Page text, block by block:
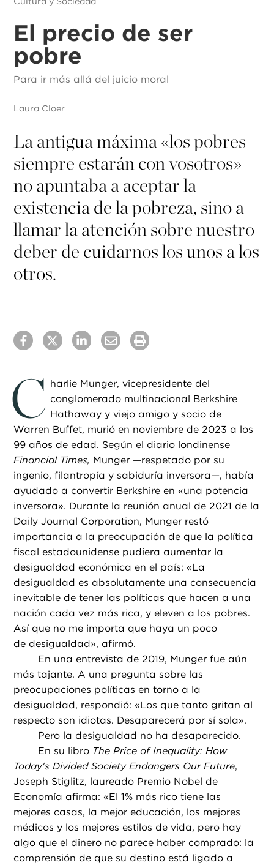
El precio de ser
pobre
Para ir más allá del juicio moral
Laura Cloer
La antigua máxima «los pobres
siempre estarán con vosotros»
no apuntaba a aceptar la
existencia de la pobreza, sino a
llamar la atención sobre nuestro
deber de cuidarnos los unos a los
otros.
C harlie Munger, vicepresidente del
conglomerado multinacional Berkshire
Hathaway y viejo amigo y socio de
Warren Buffet, murió en noviembre de 2023 a los
99 años de edad. Según el diario londinense
Financial Times, Munger —respetado por su
ingenio, filantropía y sabiduría inversora—, había
ayudado a convertir Berkshire en «una potencia
inversora». Durante la reunión anual de 2021 de la
Daily Journal Corporation, Munger restó
importancia a la preocupación de que la política
fiscal estadounidense pudiera aumentar la
desigualdad económica en el país: «La
desigualdad es absolutamente una consecuencia
inevitable de tener las políticas que hacen a una
nación cada vez más rica, y eleven a los pobres.
Así que no me importa que haya un poco
de desigualdad», afirmó.
En una entrevista de 2019, Munger fue aún
más tajante. A una pregunta sobre las
preocupaciones políticas en torno a la
desigualdad, respondió: «Los que tanto gritan al
respecto son idiotas. Desaparecerá por sí sola».
Pero la desigualdad no ha desaparecido.
En su libro The Price of Inequality: How
Today's Divided Society Endangers Our Future,
Joseph Stiglitz, laureado Premio Nobel de
Economía afirma: «El 1% más rico tiene las
mejores casas, la mejor educación, los mejores
médicos y los mejores estilos de vida, pero hay
algo que el dinero no parece haber comprado: la
comprensión de que su destino está ligado a